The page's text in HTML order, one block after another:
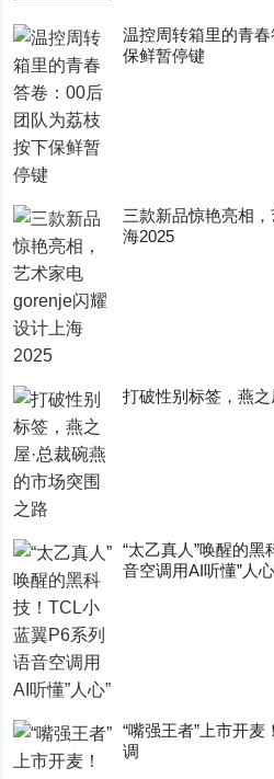
温控周转箱里的青
保鲜暂停键
三款新品惊艳亮相
海2025
打破性别标签，燕
“太乙真人”唤醒的
音空调用AI听懂”人
“嘴强王者”上市开
调